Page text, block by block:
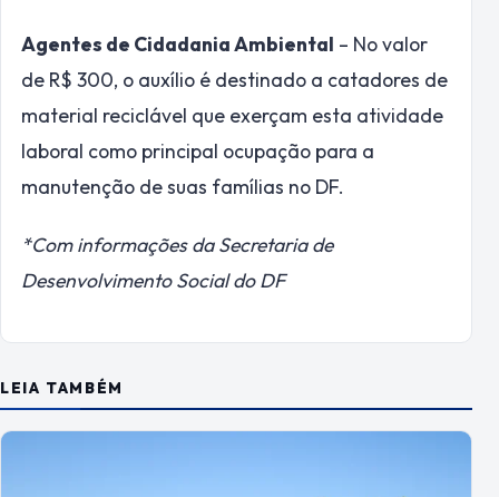
Agentes de Cidadania Ambiental – No valor
de R$ 300, o auxílio é destinado a catadores de
material reciclável que exerçam esta atividade
laboral como principal ocupação para a
manutenção de suas famílias no DF.
*Com informações da Secretaria de
Desenvolvimento Social do DF
LEIA TAMBÉM